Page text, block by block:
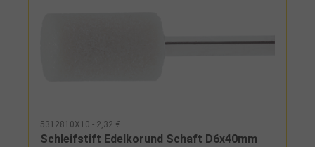
5312810X10 - 2,32 €
Schleifstift Edelkorund Schaft D6x40mm